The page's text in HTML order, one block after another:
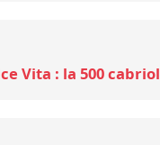
Vita : la 500